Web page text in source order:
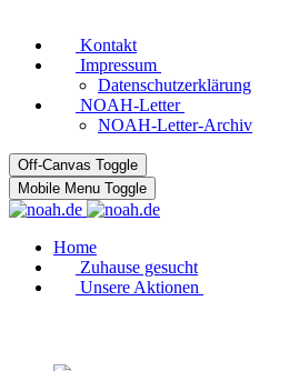
Kontakt
Impressum
Datenschutzerklärung
NOAH-Letter
NOAH-Letter-Archiv
Off-Canvas Toggle
Mobile Menu Toggle
Home
Zuhause gesucht
Unsere Aktionen